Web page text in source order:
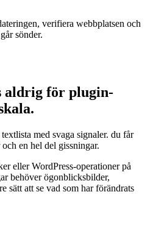
verifiera webbplatsen och
sönder.
aldrig för plugin-
med svaga signaler. du får
en hel del gissningar.
eller WordPress-operationer på
behöver ögonblicksbilder,
sätt att se vad som har förändrats